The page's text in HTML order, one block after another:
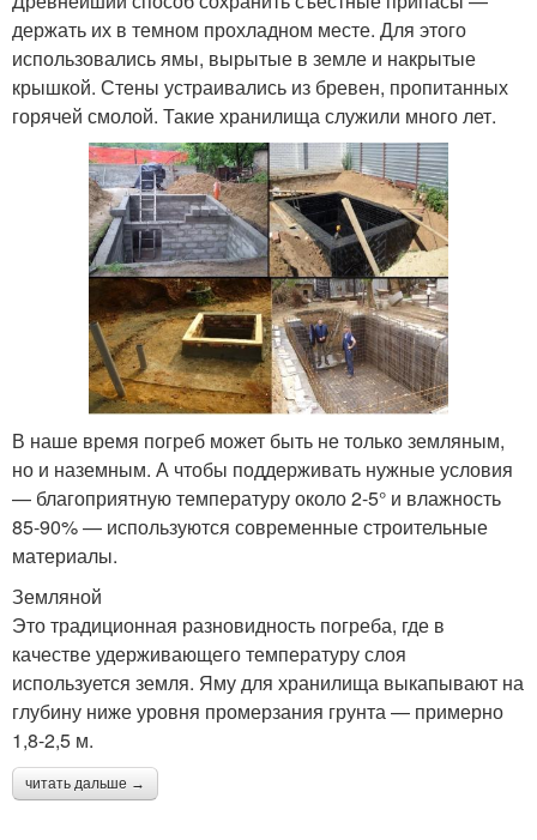
держать их в темном прохладном месте. Для этого
использовались ямы, вырытые в земле и накрытые
крышкой. Стены устраивались из бревен, пропитанных
горячей смолой. Такие хранилища служили много лет.
В наше время погреб может быть не только земляным,
но и наземным. А чтобы поддерживать нужные условия
— благоприятную температуру около 2-5° и влажность
85-90% — используются современные строительные
материалы.
Земляной
Это традиционная разновидность погреба, где в
качестве удерживающего температуру слоя
используется земля. Яму для хранилища выкапывают на
глубину ниже уровня промерзания грунта — примерно
1,8-2,5 м.
читать дальше →